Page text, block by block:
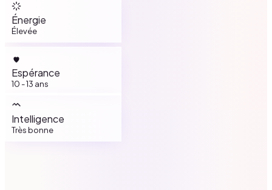
Énergie
Élevée
Espérance
10 - 13 ans
Intelligence
Très bonne